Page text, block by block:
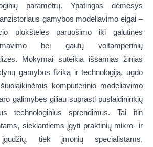
parametrų. Ypatingas dėmesys
gamybos modeliavimo eigai –
plokštelės paruošimo iki galutinės
bei gautų voltamperinių
Mokymai suteikia išsamias žinias
gamybos fiziką ir technologiją, ugdo
kompiuterinio modeliavimo
galimybes giliau suprasti puslaidininkių
technologinius sprendimus. Tai itin
siekiantiems įgyti praktinių mikro- ir
įgūdžių, tiek įmonių specialistams,